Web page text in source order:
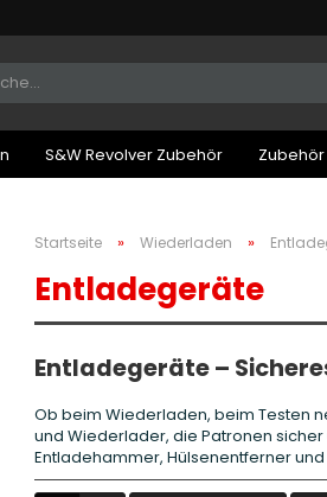
S&W Revolver Zubehör Zubehör
Startseite » Wiederladen »
Entladegeräte
Entladegeräte –
Ob beim Wiederladen, beim Testen
und Wiederlader, die Patronen
Entladehammer, Hülsenentferner